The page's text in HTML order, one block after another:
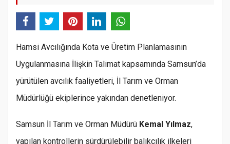
Hamsi Avcılığında Kota ve Üretim Planlamasının
Uygulanmasına İlişkin Talimat kapsamında Samsun’da
yürütülen avcılık faaliyetleri, İl Tarım ve Orman
Müdürlüğü ekiplerince yakından denetleniyor.
Samsun İl Tarım ve Orman Müdürü Kemal Yılmaz,
yapılan kontrollerin sürdürülebilir balıkçılık ilkeleri